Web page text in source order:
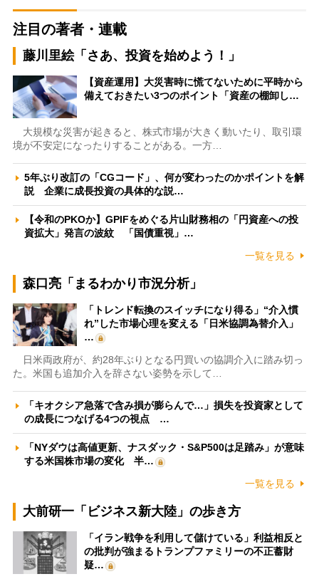
注目の著者・連載
藤川里絵「さあ、投資を始めよう！」
【資産運用】大災害時に慌てないために平時から
備えておきたい3つのポイント「資産の棚卸し…
大規模な災害が起きると、株式市場が大きく動いたり、取引環
境が不安定になったりすることがある。一方…
5年ぶり改訂の「CGコード」、何が変わったのかポイントを解
説 企業に成長投資の具体的な説…
【令和のPKOか】GPIFをめぐる片山財務相の「円資産への投
資拡大」発言の波紋 「国債重視」…
一覧を見る
森口亮「まるわかり市況分析」
「トレンド転換のスイッチになり得る」“介入慣
れ”した市場心理を変える「日米協調為替介入」
…
日米両政府が、約28年ぶりとなる円買いの協調介入に踏み切っ
た。米国も追加介入を辞さない姿勢を示して…
「キオクシア急落で含み損が膨らんで…」損失を投資家として
の成長につなげる4つの視点 …
「NYダウは高値更新、ナスダック・S&P500は足踏み」が意味
する米国株市場の変化 半…
一覧を見る
大前研一「ビジネス新大陸」の歩き方
「イラン戦争を利用して儲けている」利益相反と
の批判が強まるトランプファミリーの不正蓄財
疑…